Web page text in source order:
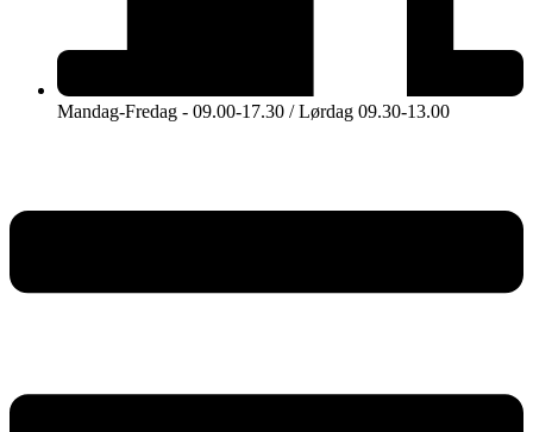
Mandag-Fredag - 09.00-17.30 / Lørdag 09.30-13.00